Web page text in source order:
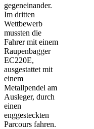
gegeneinander.
Im dritten
Wettbewerb
mussten die
Fahrer mit einem
Raupenbagger
EC220E,
ausgestattet mit
einem
Metallpendel am
Ausleger, durch
einen
enggesteckten
Parcours fah­ren.